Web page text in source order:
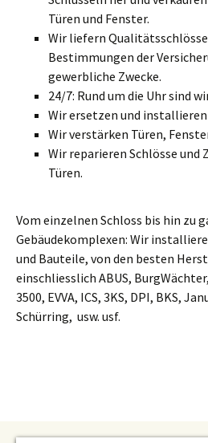
Türen und Fenster.
Wir liefern
Bestimmungen der
gewerbliche Zwecke.
24/7: Rund um die Uhr sind
Wir ersetzen und
Wir verstärken Türen,
Wir reparieren Schlösse und
Türen.
Vom einzelnen Schloss bis hin zu
Gebäudekomplexen: Wir
und Bauteile, von den besten
einschliesslich ABUS,
3500, EVVA, ICS, 3KS, DPI, BKS,
Schürring, usw. usf.